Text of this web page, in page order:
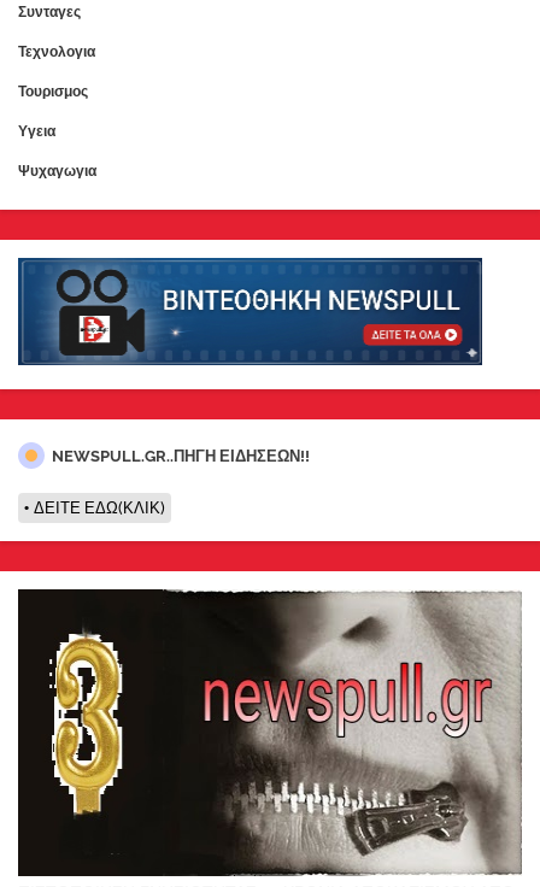
Συνταγες
Τεχνολογια
Τουρισμος
Υγεια
Ψυχαγωγια
NEWSPULL.GR..ΠΗΓΗ ΕΙΔΗΣΕΩΝ!!
ΔΕΙΤΕ ΕΔΩ(ΚΛΙΚ)